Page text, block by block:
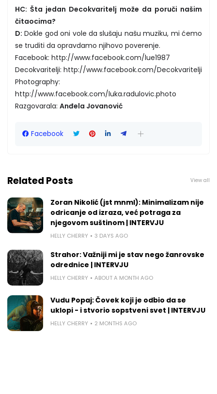
HC: Šta jedan Decokvaritelj može da poruči našim
čitaocima?
D: Dokle god oni vole da slušaju našu muziku, mi ćemo
se truditi da opravdamo njihovo poverenje.
Facebook: http://www.facebook.com/lue1987
Decokvaritelji: http://www.facebook.com/Decokvaritelji
Photography:
http://www.facebook.com/luka.radulovic.photo
Razgovarala: Anđela Jovanović
Facebook
Related Posts View all
Zoran Nikolić (jst mnml): Minimalizam nije
odricanje od izraza, već potraga za
njegovom suštinom | INTERVJU
HELLY CHERRY 3 DAYS AGO
Strahor: Važniji mi je stav nego žanrovske
odrednice | INTERVJU
HELLY CHERRY ABOUT A MONTH AGO
Vudu Popaj: Čovek koji je odbio da se
uklopi - i stvorio sopstveni svet | INTERVJU
HELLY CHERRY 2 MONTHS AGO